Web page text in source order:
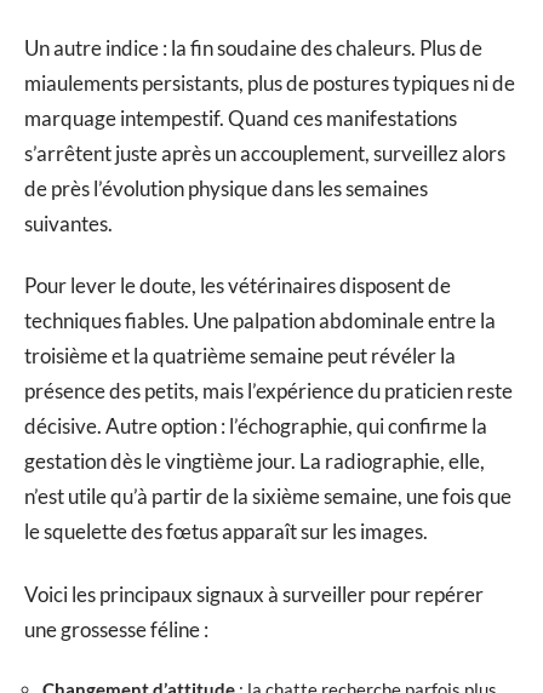
Un autre indice : la fin soudaine des chaleurs. Plus de
miaulements persistants, plus de postures typiques ni de
marquage intempestif. Quand ces manifestations
s’arrêtent juste après un accouplement, surveillez alors
de près l’évolution physique dans les semaines
suivantes.
Pour lever le doute, les vétérinaires disposent de
techniques fiables. Une palpation abdominale entre la
troisième et la quatrième semaine peut révéler la
présence des petits, mais l’expérience du praticien reste
décisive. Autre option : l’échographie, qui confirme la
gestation dès le vingtième jour. La radiographie, elle,
n’est utile qu’à partir de la sixième semaine, une fois que
le squelette des fœtus apparaît sur les images.
Voici les principaux signaux à surveiller pour repérer
une grossesse féline :